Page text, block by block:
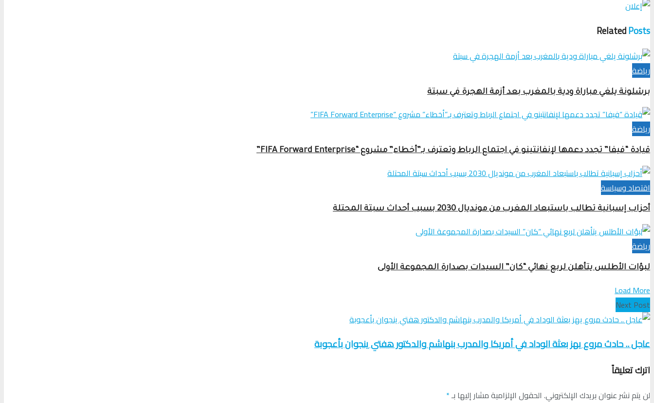
RelatedPosts
رياضة
برشلونة يلغي مباراة ودية بالمغرب بعد أزمة الهجرة في سبتة
رياضة
قيادة “فيفا” تجدد دعمها لإنفانتينو في اجتماع الرباط وتعترف بـ”أخطاء” مشروع “FIFA Forward Enterprise”
اقتصاد وسياسة
أحزاب إسبانية تطالب باستبعاد المغرب من مونديال 2030 بسبب أحداث سبتة المحتلة
رياضة
لبؤات الأطلس يتأهلن لربع نهائي “كان” السيدات بصدارة المجموعة الأولى
Load More
Next Post
عاجل .. حادث مروع يهز بعثة الوداد في أمريكا والمدرب بنهاشم والدكتور هفتي ينجوان بأعجوبة
اترك تعليقاً
لن يتم نشر عنوان بريدك الإلكتروني. الحقول الإلزامية مشار إليها بـ*